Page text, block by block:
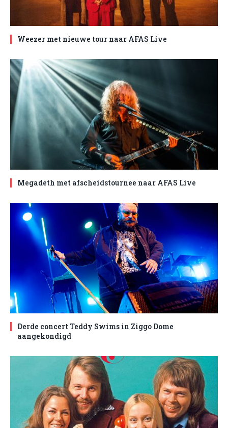
Weezer met nieuwe tour naar AFAS Live
Megadeth met afscheidstournee naar AFAS Live
Derde concert Teddy Swims in Ziggo Dome
aangekondigd